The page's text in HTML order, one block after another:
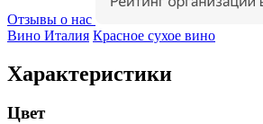
Отзывы о нас
Вино Италия Красное сухое вино
Характеристики
Цвет